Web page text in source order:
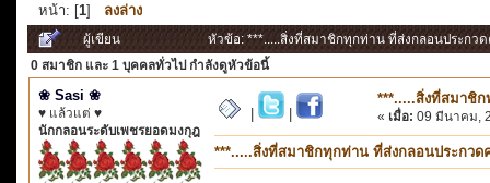
หน้า: [1] ลงล่าง
ผู้เขียน
หัวข้อ: ***.....สิ่งที่สมาชิกทุกท่าน ที่ส่งกลอนประกว
0 สมาชิก และ 1 บุคคลทั่วไป กำลังดูหัวข้อนี้
❀ Sasi ❀
♥ แล้วแต่ ♥
นักกลอนระดับเพชรยอดมงกุฎ
***.....สิ่งที่สมาชิ
« เมื่อ: 09 มีนาคม,
***.....สิ่งที่สมาชิกทุกท่าน ที่ส่งกลอนประกวด